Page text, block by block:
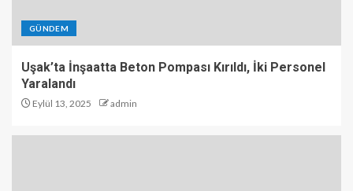
GÜNDEM
Uşak’ta İnşaatta Beton Pompası Kırıldı, İki Personel
Yaralandı
Eylül 13, 2025 admin